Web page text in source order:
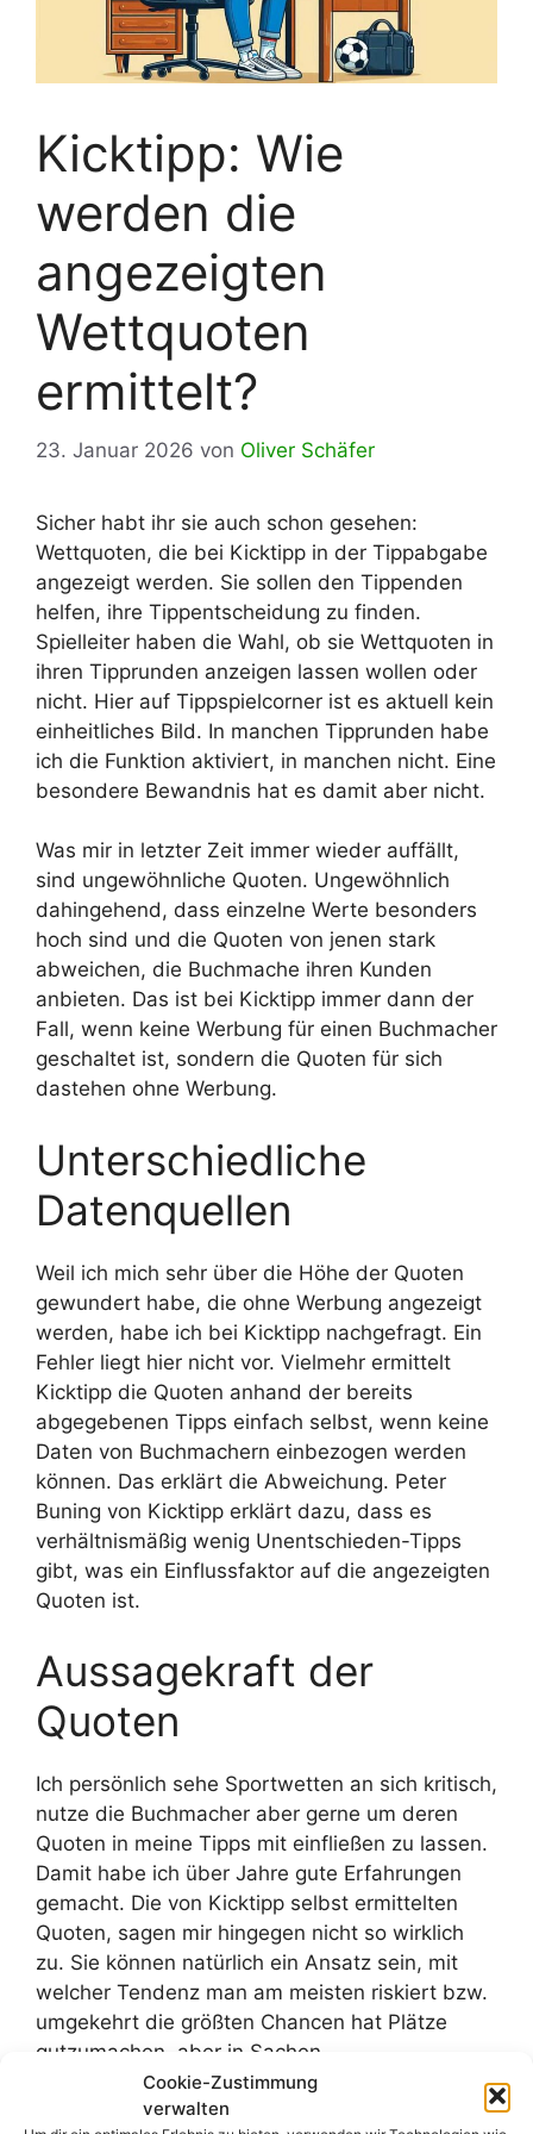
Cookie-Zustimmung
verwalten
Kicktipp: Wie
werden die
angezeigten
Wettquoten
ermittelt?
23. Januar 2026 von Oliver Schäfer
Sicher habt ihr sie auch schon gesehen:
Wettquoten, die bei Kicktipp in der Tippabgabe
angezeigt werden. Sie sollen den Tippenden
helfen, ihre Tippentscheidung zu finden.
Spielleiter haben die Wahl, ob sie Wettquoten in
ihren Tipprunden anzeigen lassen wollen oder
nicht. Hier auf Tippspielcorner ist es aktuell kein
einheitliches Bild. In manchen Tipprunden habe
ich die Funktion aktiviert, in manchen nicht. Eine
besondere Bewandnis hat es damit aber nicht.
Was mir in letzter Zeit immer wieder auffällt,
sind ungewöhnliche Quoten. Ungewöhnlich
dahingehend, dass einzelne Werte besonders
hoch sind und die Quoten von jenen stark
abweichen, die Buchmache ihren Kunden
anbieten. Das ist bei Kicktipp immer dann der
Fall, wenn keine Werbung für einen Buchmacher
geschaltet ist, sondern die Quoten für sich
dastehen ohne Werbung.
Unterschiedliche
Datenquellen
Weil ich mich sehr über die Höhe der Quoten
gewundert habe, die ohne Werbung angezeigt
werden, habe ich bei Kicktipp nachgefragt. Ein
Fehler liegt hier nicht vor. Vielmehr ermittelt
Kicktipp die Quoten anhand der bereits
abgegebenen Tipps einfach selbst, wenn keine
Daten von Buchmachern einbezogen werden
können. Das erklärt die Abweichung. Peter
Buning von Kicktipp erklärt dazu, dass es
verhältnismäßig wenig Unentschieden-Tipps
gibt, was ein Einflussfaktor auf die angezeigten
Quoten ist.
Aussagekraft der
Quoten
Ich persönlich sehe Sportwetten an sich kritisch,
nutze die Buchmacher aber gerne um deren
Quoten in meine Tipps mit einfließen zu lassen.
Damit habe ich über Jahre gute Erfahrungen
gemacht. Die von Kicktipp selbst ermittelten
Quoten, sagen mir hingegen nicht so wirklich
zu. Sie können natürlich ein Ansatz sein, mit
welcher Tendenz man am meisten riskiert bzw.
umgekehrt die größten Chancen hat Plätze
gutzumachen, aber in Sachen
Wahrscheinlichkeitsvorhersage dürften die
echten Wettquoten viel aussagekräftiger sein.